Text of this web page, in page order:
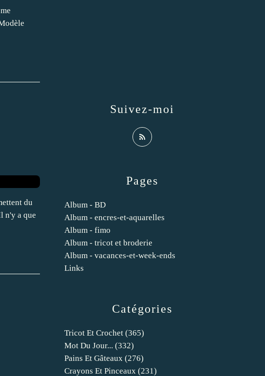
du
n'y a que
Catégories
Tricot Et Crochet (365)
Mot Du Jour... (332)
Pains Et Gâteaux (276)
Crayons Et Pinceaux (231)
Pages
Album - BD
Album - encres-et-aquarelles
Album - fimo
Album - tricot et broderie
Album - vacances-et-week-ends
Links
Suivez-moi